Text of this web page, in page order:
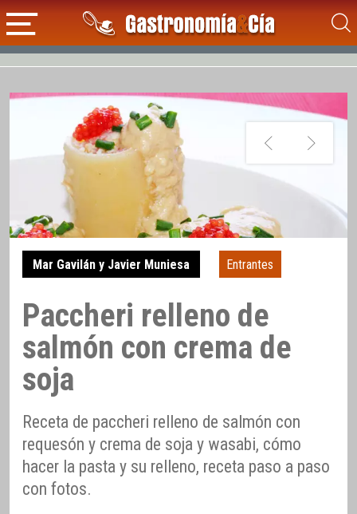
Mar Gavilán y Javier Muniesa Entrantes
Paccheri relleno de
salmón con crema de
soja
Receta de paccheri relleno de salmón con
requesón y crema de soja y wasabi, cómo
hacer la pasta y su relleno, receta paso a paso
con fotos.